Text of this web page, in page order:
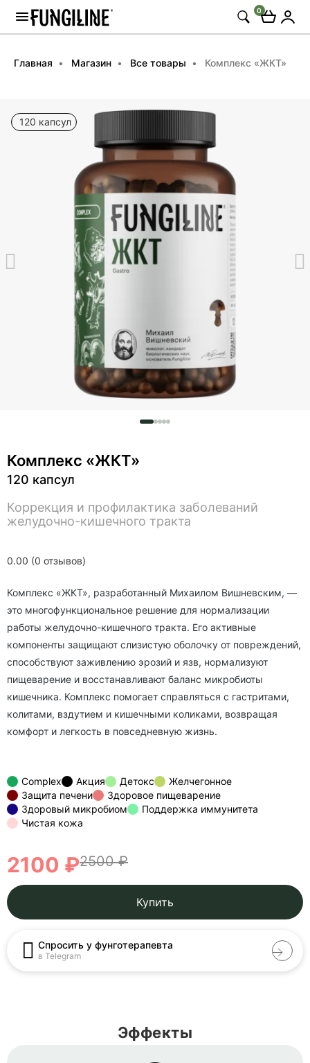
0
Главная Магазин Все товары Комплекс «ЖКТ»
120 капсул
0.00 (0 отзывов)
Комплекс «ЖКТ»
120 капсул
Коррекция и профилактика заболеваний
желудочно-кишечного тракта
Комплекс «ЖКТ», разработанный Михаилом Вишневским, —
это многофункциональное решение для нормализации
работы желудочно-кишечного тракта. Его активные
компоненты защищают слизистую оболочку от повреждений,
способствуют заживлению эрозий и язв, нормализуют
пищеварение и восстанавливают баланс микробиоты
кишечника. Комплекс помогает справляться с гастритами,
колитами, вздутием и кишечными коликами, возвращая
комфорт и легкость в повседневную жизнь.
Complex Акция Детокс
Желчегонное
Защита печени
Здоровое пищеварение
Здоровый микробиом
Поддержка иммунитета
Чистая кожа
2100 ₽2500 ₽
Купить
Спросить у фунготерапевта
в Telegram
Эффекты